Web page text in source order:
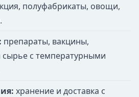
полуфабрикаты, овощи,
препараты, вакцины,
с температурными
хранение и доставка с